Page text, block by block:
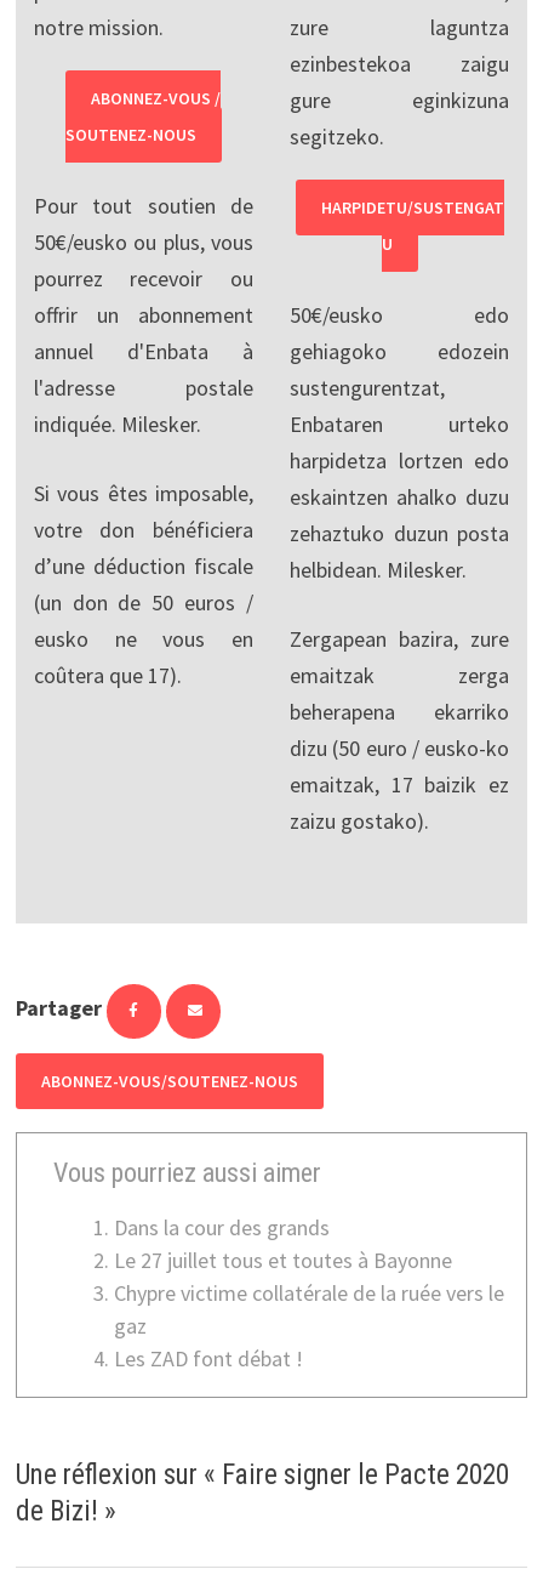
notre mission.
ABONNEZ-VOUS /
SOUTENEZ-NOUS
Pour tout soutien de
50€/eusko ou plus, vous
pourrez recevoir ou
offrir un abonnement
annuel d'Enbata à
l'adresse postale
indiquée. Milesker.
Si vous êtes imposable,
votre don bénéficiera
d’une déduction fiscale
(un don de 50 euros /
eusko ne vous en
coûtera que 17).
zure laguntza
ezinbestekoa zaigu
gure eginkizuna
segitzeko.
HARPIDETU/SUSTENGAT
U
50€/eusko edo
gehiagoko edozein
sustengurentzat,
Enbataren urteko
harpidetza lortzen edo
eskaintzen ahalko duzu
zehaztuko duzun posta
helbidean. Milesker.
Zergapean bazira, zure
emaitzak zerga
beherapena ekarriko
dizu (50 euro / eusko-ko
emaitzak, 17 baizik ez
zaizu gostako).
Partager
ABONNEZ-VOUS/SOUTENEZ-NOUS
Vous pourriez aussi aimer
Dans la cour des grands
Le 27 juillet tous et toutes à Bayonne
Chypre victime collatérale de la ruée vers le
gaz
Les ZAD font débat !
Une réflexion sur « Faire signer le Pacte 2020
de Bizi! »